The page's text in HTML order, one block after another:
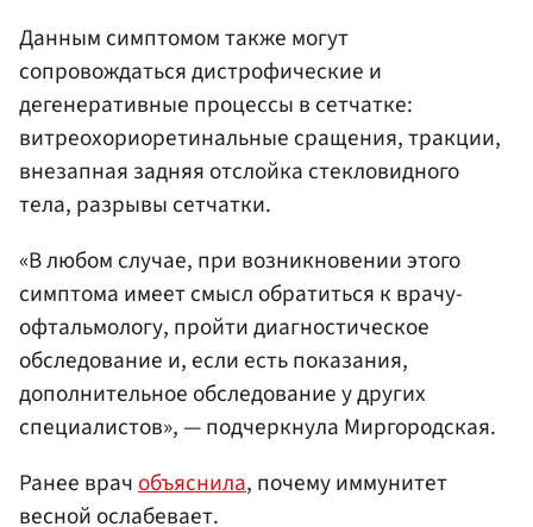
Данным симптомом также могут
сопровождаться дистрофические и
дегенеративные процессы в сетчатке:
витреохориоретинальные сращения, тракции,
внезапная задняя отслойка стекловидного
тела, разрывы сетчатки.
«В любом случае, при возникновении этого
симптома имеет смысл обратиться к врачу-
офтальмологу, пройти диагностическое
обследование и, если есть показания,
дополнительное обследование у других
специалистов», — подчеркнула Миргородская.
Ранее врачобъяснила, почему иммунитет
весной ослабевает.